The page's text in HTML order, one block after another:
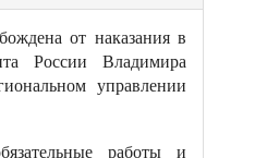
от наказания в
России Владимира
управлении
работы и